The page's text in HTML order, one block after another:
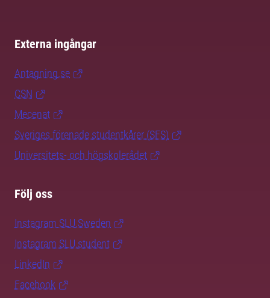
Externa ingångar
Antagning.se
CSN
Mecenat
Sveriges förenade studentkårer (SFS)
Universitets- och högskolerådet
Följ oss
Instagram SLU.Sweden
Instagram SLU.student
LinkedIn
Facebook